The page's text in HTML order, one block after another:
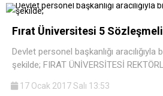
Fırat Üniversitesi 5
Devlet personel başkanlığı aracılığıyla
şekilde; FIRAT ÜNİVERSİTESİ
17 Ocak 2017 Salı 13:53